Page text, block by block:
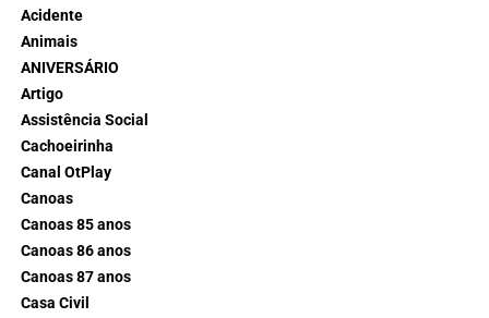
Acidente
Animais
ANIVERSÁRIO
Artigo
Assistência Social
Cachoeirinha
Canal OtPlay
Canoas
Canoas 85 anos
Canoas 86 anos
Canoas 87 anos
Casa Civil